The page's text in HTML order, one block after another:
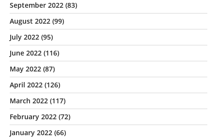
September 2022 (83)
August 2022 (99)
July 2022 (95)
June 2022 (116)
May 2022 (87)
April 2022 (126)
March 2022 (117)
February 2022 (72)
January 2022 (66)